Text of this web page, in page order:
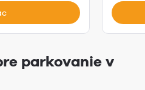
parkovanie v